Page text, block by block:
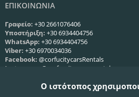
ΕΠΙΚΟΙΝΩΝΙΑ
Γραφείο: +30 2661076406
Υποστήριξη: +30 6934404756
WhatsApp: +30 6934404756
Viber: +30 6970034036
Facebook: @corfucitycarsRentals
Instagram:
@corfu_city_cars_rentals
Ο ιστότοπος